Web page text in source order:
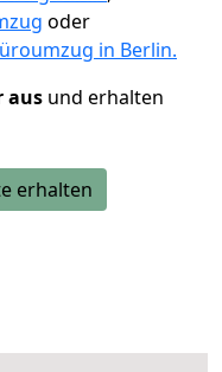
oder
in Berlin.
aus und erhalten
erhalten